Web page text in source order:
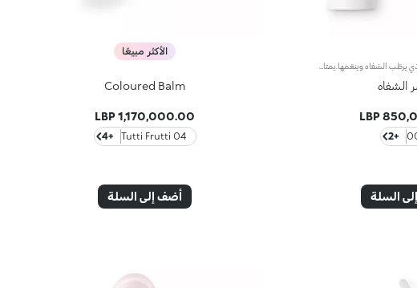
الشفاه
+2
السلة
الأكثر مبيعًا
Coloured Balm
1,170,000.00 LBP
04 Tutti Frutti
+4
أضف إلى السلة